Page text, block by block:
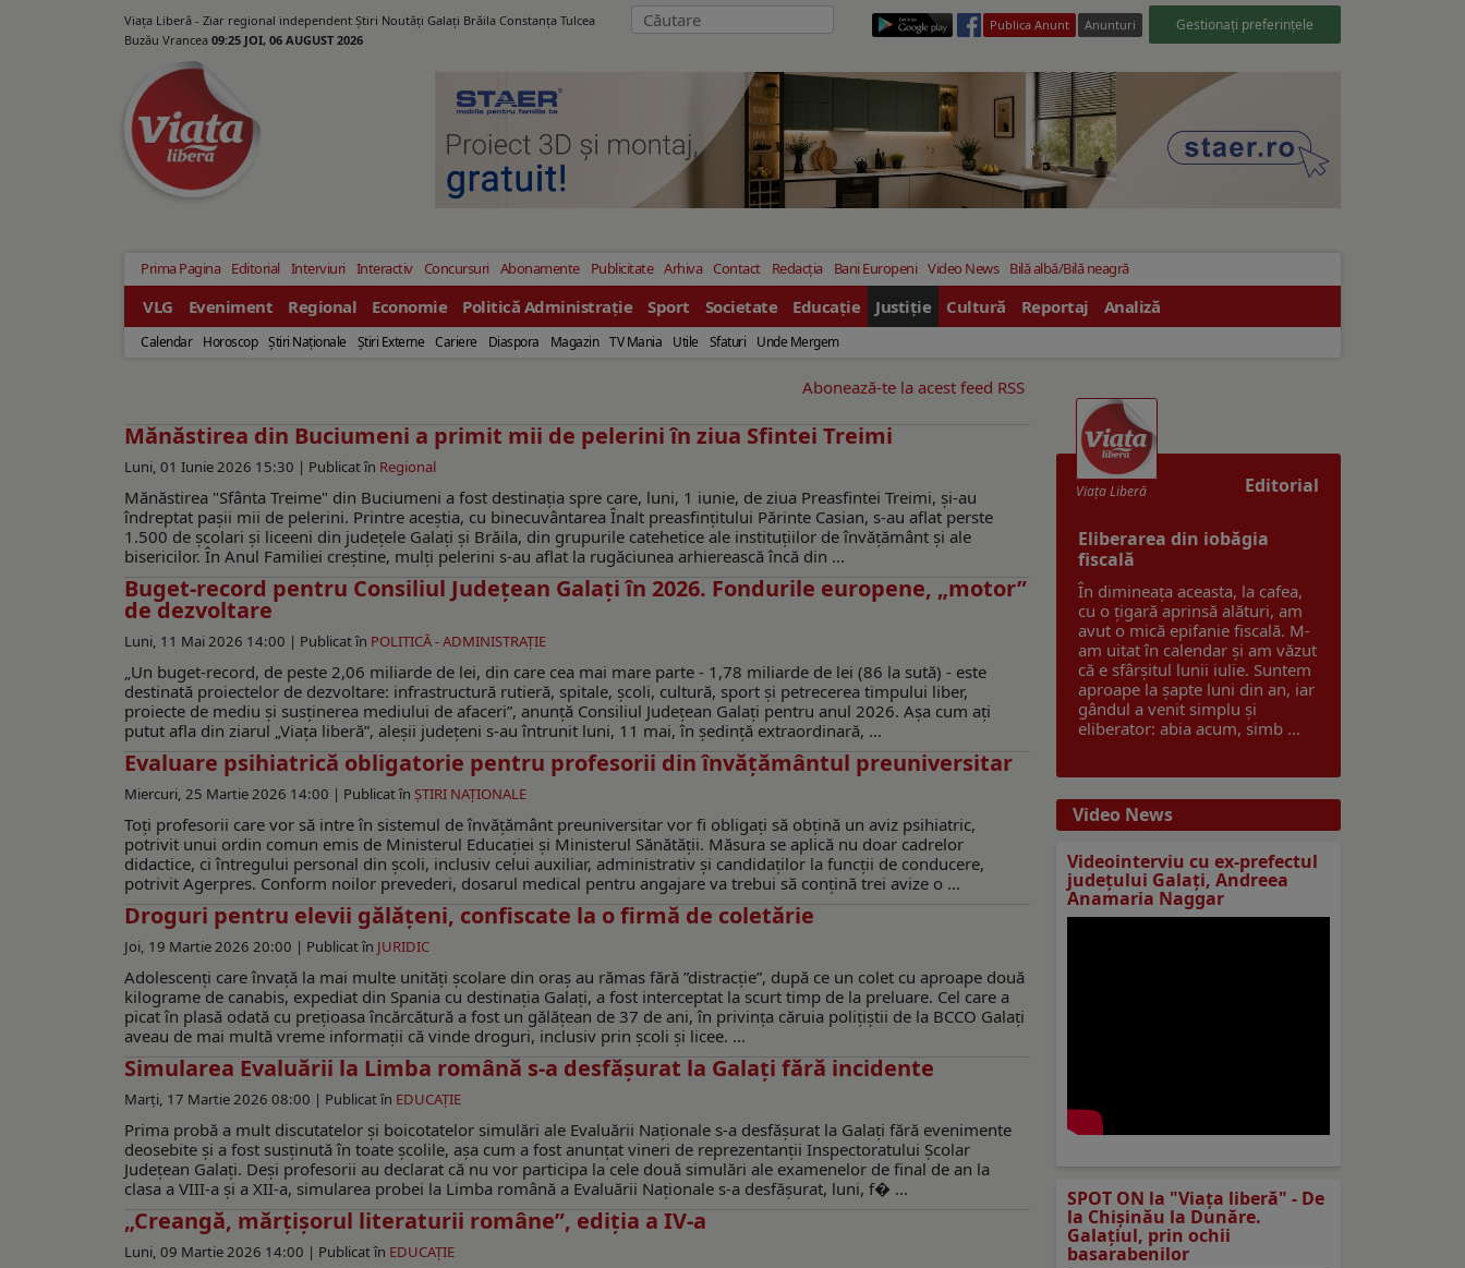
Viața Liberă - Ziar regional independent Știri Noutăți Galaţi Brăila Constanţa Tulcea
Buzău Vrancea 09:25 JOI, 06 AUGUST 2026
Publica Anunt Anunturi Gestionați preferințele
Prima Pagina Editorial Interviuri Interactiv Concursuri Abonamente Publicitate Arhiva Contact Redacția Bani Europeni Video News Bilă albă/Bilă neagră
VLG Eveniment Regional Economie Politică Administrație Sport Societate Educație Justiție Cultură Reportaj Analiză
Calendar Horoscop Ştiri Naţionale Ştiri Externe Cariere Diaspora Magazin TV Mania Utile Sfaturi Unde Mergem
Abonează-te la acest feed RSS
Mănăstirea din Buciumeni a primit mii de pelerini în ziua Sfintei Treimi
Luni, 01 Iunie 2026 15:30 | Publicat în Regional
Mănăstirea "Sfânta Treime" din Buciumeni a fost destinația spre care, luni, 1 iunie, de ziua Preasfintei Treimi, și-au
îndreptat pașii mii de pelerini. Printre aceștia, cu binecuvântarea Înalt preasfințitului Părinte Casian, s-au aflat perste
1.500 de școlari și liceeni din județele Galați și Brăila, din grupurile catehetice ale instituțiilor de învățământ și ale
bisericilor. În Anul Familiei creștine, mulți pelerini s-au aflat la rugăciunea arhierească încă din ...
Buget-record pentru Consiliul Judeţean Galaţi în 2026. Fondurile europene, „motor”
de dezvoltare
Luni, 11 Mai 2026 14:00 | Publicat în POLITICĂ - ADMINISTRAŢIE
„Un buget-record, de peste 2,06 miliarde de lei, din care cea mai mare parte - 1,78 miliarde de lei (86 la sută) - este
destinată proiectelor de dezvoltare: infrastructură rutieră, spitale, școli, cultură, sport și petrecerea timpului liber,
proiecte de mediu și susținerea mediului de afaceri”, anunţă Consiliul Judeţean Galaţi pentru anul 2026. Aşa cum aţi
putut afla din ziarul „Viaţa liberă”, aleşii judeţeni s-au întrunit luni, 11 mai, în şedinţă extraordinară, ...
Evaluare psihiatrică obligatorie pentru profesorii din învățământul preuniversitar
Miercuri, 25 Martie 2026 14:00 | Publicat în ŞTIRI NAŢIONALE
Toți profesorii care vor să intre în sistemul de învățământ preuniversitar vor fi obligați să obțină un aviz psihiatric,
potrivit unui ordin comun emis de Ministerul Educației și Ministerul Sănătății. Măsura se aplică nu doar cadrelor
didactice, ci întregului personal din școli, inclusiv celui auxiliar, administrativ și candidaților la funcții de conducere,
potrivit Agerpres. Conform noilor prevederi, dosarul medical pentru angajare va trebui să conțină trei avize o ...
Droguri pentru elevii gălăţeni, confiscate la o firmă de coletărie
Joi, 19 Martie 2026 20:00 | Publicat în JURIDIC
Adolescenți care învață la mai multe unități școlare din oraș au rămas fără ”distracție”, după ce un colet cu aproape două
kilograme de canabis, expediat din Spania cu destinația Galați, a fost interceptat la scurt timp de la preluare. Cel care a
picat în plasă odată cu prețioasa încărcătură a fost un gălățean de 37 de ani, în privința căruia polițiștii de la BCCO Galați
aveau de mai multă vreme informații că vinde droguri, inclusiv prin școli și licee. ...
Simularea Evaluării la Limba română s-a desfășurat la Galați fără incidente
Marți, 17 Martie 2026 08:00 | Publicat în EDUCAŢIE
Prima probă a mult discutatelor și boicotatelor simulări ale Evaluării Naționale s-a desfășurat la Galați fără evenimente
deosebite și a fost susținută în toate școlile, așa cum a fost anunțat vineri de reprezentanții Inspectoratului Școlar
Județean Galați. Deşi profesorii au declarat că nu vor participa la cele două simulări ale examenelor de final de an la
clasa a VIII-a și a XII-a, simularea probei la Limba română a Evaluării Naţionale s-a desfășurat, luni, f� ...
„Creangă, mărțișorul literaturii române”, ediția a IV-a
Luni, 09 Martie 2026 14:00 | Publicat în EDUCAŢIE
Editorial
Viaţa Liberă
Eliberarea din iobăgia
fiscală
În dimineața aceasta, la cafea,
cu o țigară aprinsă alături, am
avut o mică epifanie fiscală. M-
am uitat în calendar și am văzut
că e sfârșitul lunii iulie. Suntem
aproape la șapte luni din an, iar
gândul a venit simplu și
eliberator: abia acum, simb ...
Video News
Videointerviu cu ex-prefectul
judeţului Galaţi, Andreea
Anamaria Naggar
SPOT ON la "Viaţa liberă" - De
la Chișinău la Dunăre.
Galațiul, prin ochii
basarabenilor